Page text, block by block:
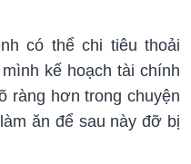
có thể chi tiêu thoải
kế hoạch tài chính
ràng hơn trong chuyện
ăn để sau này đỡ bị